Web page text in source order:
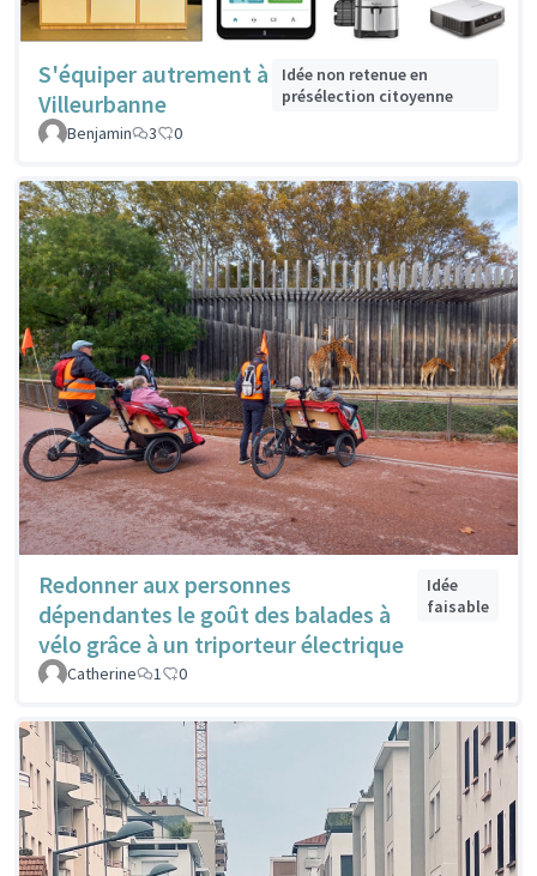
S'équiper autrement à
Villeurbanne
Idée non retenue en
présélection citoyenne
Benjamin
3 0
Redonner aux personnes
dépendantes le goût des balades à
vélo grâce à un triporteur électrique
Idée
faisable
Catherine 1 0